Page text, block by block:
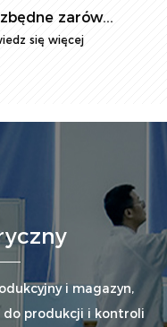
się więcej
i magazyn,
produkcji i kontroli